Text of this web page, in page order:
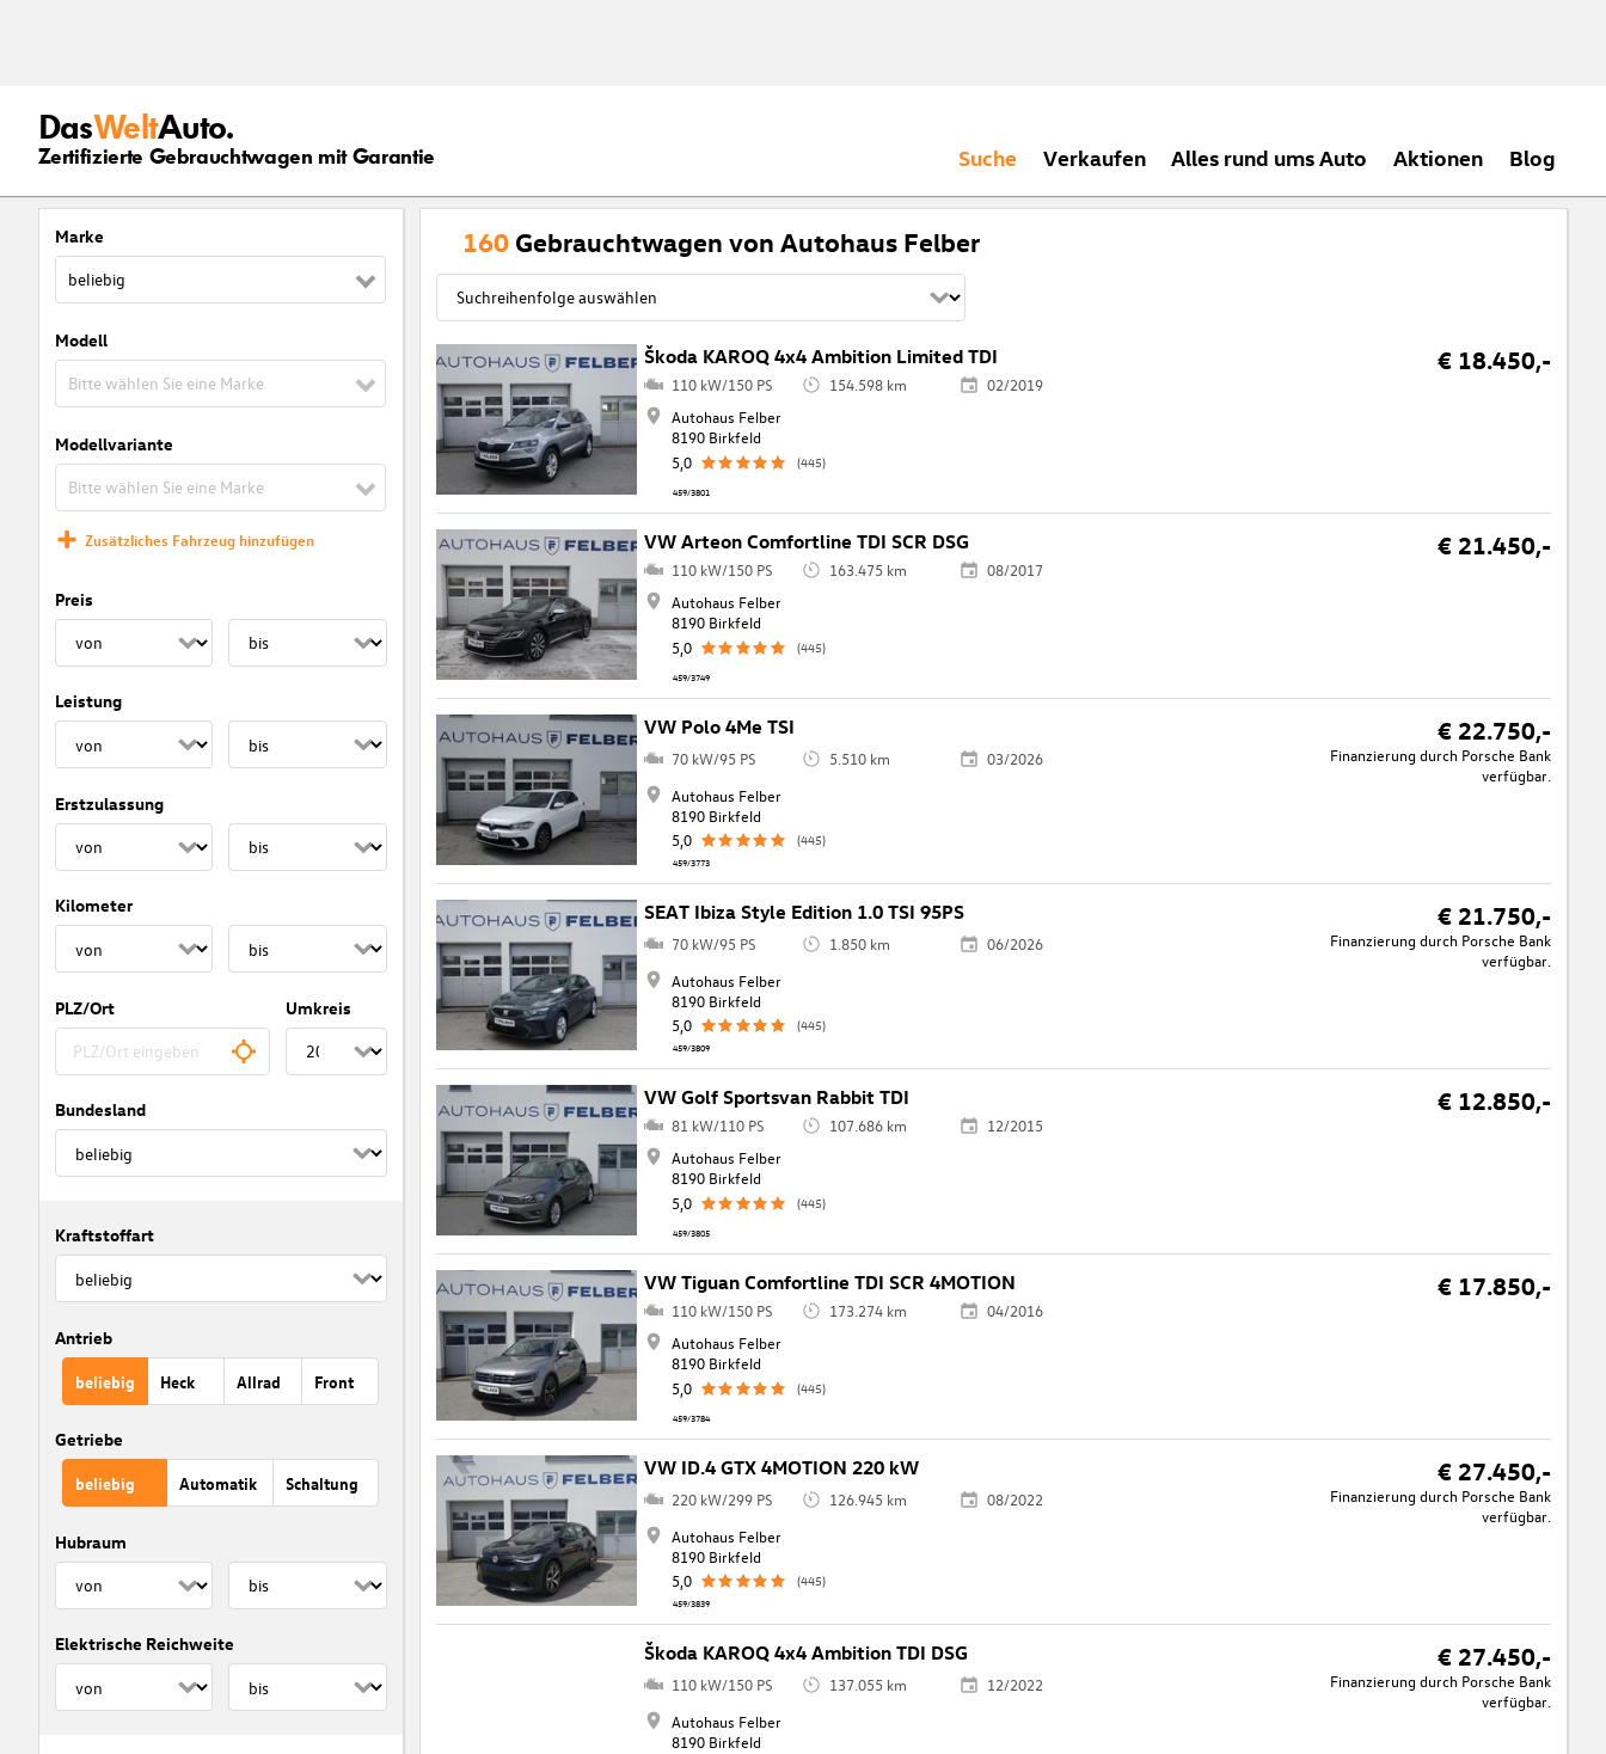
DasWeltAuto.
Zertifizierte Gebrauchtwagen mit Garantie Suche Verkaufen Alles rund ums Auto Aktionen Blog
Marke
beliebig
Modell
Bitte wählen Sie eine Marke
Modellvariante
Bitte wählen Sie eine Marke
Zusätzliches Fahrzeug hinzufügen
Preis
Leistung
Erstzulassung
Kilometer
PLZ/Ort Umkreis
Bundesland
Kraftstoffart
Antrieb
beliebig Heck Allrad Front
Getriebe
beliebig Automatik Schaltung
Hubraum
Elektrische Reichweite
160 Gebrauchtwagen von Autohaus Felber
Škoda KAROQ 4x4 Ambition Limited TDI € 18.450,-
110 kW/150 PS 154.598 km
02/2019
Autohaus Felber
8190 Birkfeld
5,0
(445)
459/3801
VW Arteon Comfortline TDI SCR DSG € 21.450,-
110 kW/150 PS 163.475 km
08/2017
Autohaus Felber
8190 Birkfeld
5,0
(445)
459/3749
VW Polo 4Me TSI € 22.750,-
Finanzierung durch Porsche Bank
verfügbar.
70 kW/95 PS 5.510 km
03/2026
Autohaus Felber
8190 Birkfeld
5,0
(445)
459/3773
SEAT Ibiza Style Edition 1.0 TSI 95PS € 21.750,-
Finanzierung durch Porsche Bank
verfügbar.
70 kW/95 PS 1.850 km
06/2026
Autohaus Felber
8190 Birkfeld
5,0
(445)
459/3809
VW Golf Sportsvan Rabbit TDI € 12.850,-
81 kW/110 PS 107.686 km
12/2015
Autohaus Felber
8190 Birkfeld
5,0
(445)
459/3805
VW Tiguan Comfortline TDI SCR 4MOTION € 17.850,-
110 kW/150 PS 173.274 km
04/2016
Autohaus Felber
8190 Birkfeld
5,0
(445)
459/3784
VW ID.4 GTX 4MOTION 220 kW € 27.450,-
Finanzierung durch Porsche Bank
verfügbar.
220 kW/299 PS 126.945 km
08/2022
Autohaus Felber
8190 Birkfeld
5,0
(445)
459/3839
Škoda KAROQ 4x4 Ambition TDI DSG € 27.450,-
Finanzierung durch Porsche Bank
verfügbar.
110 kW/150 PS 137.055 km
12/2022
Autohaus Felber
8190 Birkfeld